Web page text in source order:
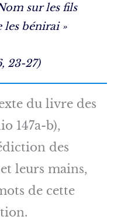
sur les fils
les bénirai »
23-27)
du livre des
147a-b),
des
leurs mains,
de cette